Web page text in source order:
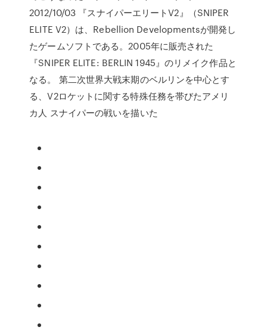
2012/10/03 『スナイパーエリートV2』（SNIPER
ELITE V2）は、Rebellion Developmentsが開発し
たゲームソフトである。2005年に販売された
『SNIPER ELITE: BERLIN 1945』のリメイク作品と
なる。 第二次世界大戦末期のベルリンを中心とす
る、V2ロケットに関する特殊任務を帯びたアメリ
カ人 スナイパーの戦いを描いた